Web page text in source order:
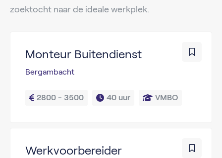
zoektocht naar de ideale werkplek.
Monteur Buitendienst
Bergambacht
2800 - 3500 40 uur VMBO
Werkvoorbereider